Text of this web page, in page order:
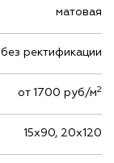
матовая
без ректификации
от 1700 руб/м2
15х90, 20х120